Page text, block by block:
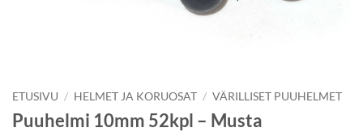
ETUSIVU / HELMET JA KORUOSAT / VÄRILLISET PUUHELMET
Puuhelmi 10mm 52kpl – Musta